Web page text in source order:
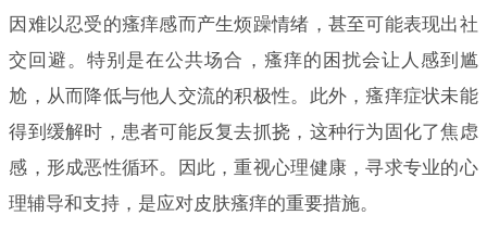
因难以忍受的瘙痒感而产生烦躁情绪，甚至可能表现出社
交回避。特别是在公共场合，瘙痒的困扰会让人感到尴
尬，从而降低与他人交流的积极性。此外，瘙痒症状未能
得到缓解时，患者可能反复去抓挠，这种行为固化了焦虑
感，形成恶性循环。因此，重视心理健康，寻求专业的心
理辅导和支持，是应对皮肤瘙痒的重要措施。